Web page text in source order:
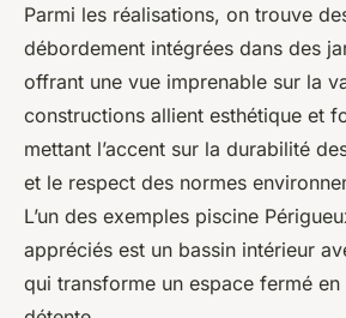
Parmi les réalisations, on trouve
débordement intégrées dans des
offrant une vue imprenable sur la
constructions allient esthétique et
mettant l’accent sur la durabilité
et le respect des normes
L’un des exemples piscine
appréciés est un bassin intérieur
qui transforme un espace fermé